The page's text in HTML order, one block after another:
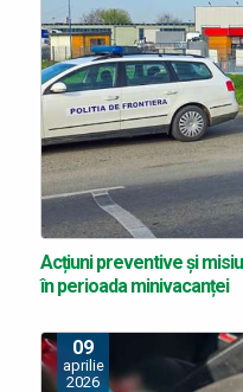
Acțiuni preventive și
în perioada minivacanței
09
aprilie
2026